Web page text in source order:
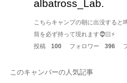
albatross_Lab.
こちらキャンプの朝に出没すると
筒を必ず持って現れます🧔🏻⚡️
投稿
100 フォロワー 396
このキャンパーの人気記事